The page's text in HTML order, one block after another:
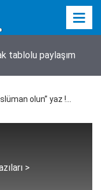
tablolu paylaşım
olun” yaz !…
>